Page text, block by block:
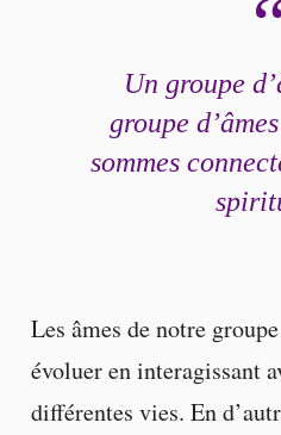
Un groupe
groupe
sommes
Les âmes de notre
évoluer en interagissant
différentes vies. En